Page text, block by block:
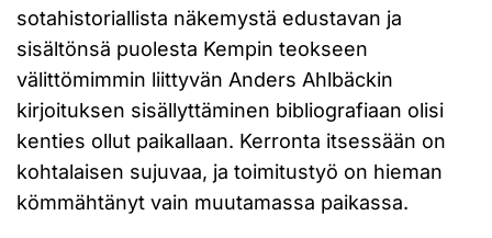
sotahistoriallista näkemystä edustavan ja
sisältönsä puolesta Kempin teokseen
välittömimmin liittyvän Anders Ahlbäckin
kirjoituksen sisällyttäminen bibliografiaan olisi
kenties ollut paikallaan. Kerronta itsessään on
kohtalaisen sujuvaa, ja toimitustyö on hieman
kömmähtänyt vain muutamassa paikassa.